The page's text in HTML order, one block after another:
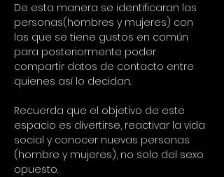
De esta manera se identificaran las
personas(hombres y mujeres) con
las que se tiene gustos en común
para posteriormente poder
compartir datos de contacto entre
quienes así lo decidan.
Recuerda que el objetivo de este
espacio es divertirse, reactivar la vida
social y conocer nuevas personas
(hombre y mujeres), no solo del sexo
opuesto.